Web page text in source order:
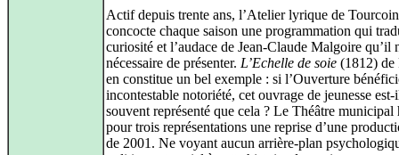
Actif depuis trente ans, l’Atelier lyrique de
concocte chaque saison une programmation qui
curiosité et l’audace de Jean-Claude Malgoire qu’il
nécessaire de présenter. L’Echelle de soie (1812) de
en constitue un bel exemple : si l’Ouverture
incontestable notoriété, cet ouvrage de jeunesse est-
souvent représenté que cela ? Le Théâtre municipal
pour trois représentations une reprise d’une
de 2001. Ne voyant aucun arrière-plan